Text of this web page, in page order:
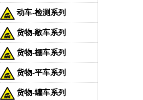
动车-检测系列
货物-敞车系列
货物-棚车系列
货物-平车系列
货物-罐车系列